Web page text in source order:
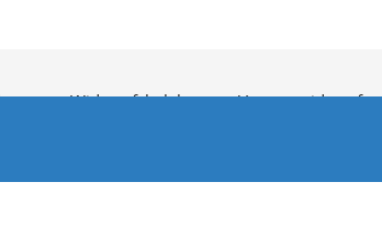
uns Widerrufsbelehrung Vertrag widerrufen